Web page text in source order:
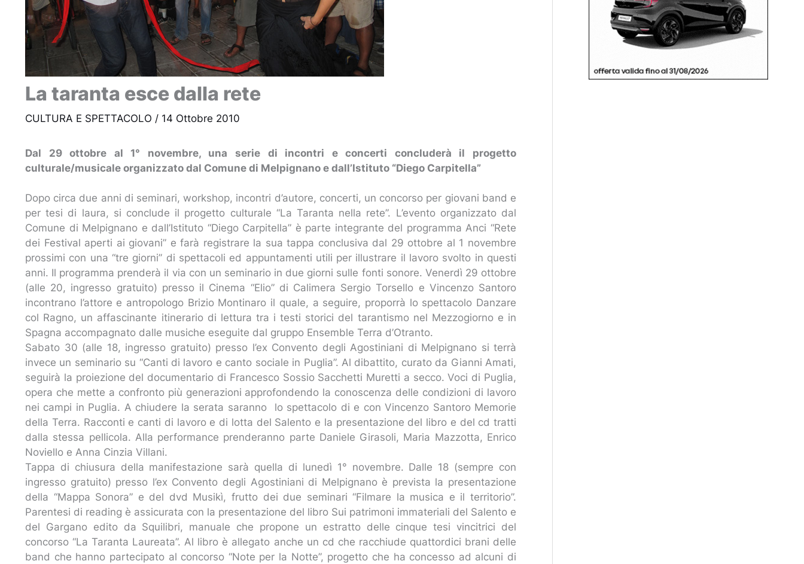
La taranta esce dalla rete
CULTURA E SPETTACOLO / 14 Ottobre 2010
Dal 29 ottobre al 1° novembre, una serie di incontri e concerti concluderà il progetto
culturale/musicale organizzato dal Comune di Melpignano e dall’Istituto “Diego Carpitella”
Dopo circa due anni di seminari, workshop, incontri d’autore, concerti, un concorso per giovani band e
per tesi di laura, si conclude il progetto culturale “La Taranta nella rete”. L’evento organizzato dal
Comune di Melpignano e dall’Istituto “Diego Carpitella” è parte integrante del programma Anci “Rete
dei Festival aperti ai giovani” e farà registrare la sua tappa conclusiva dal 29 ottobre al 1 novembre
prossimi con una “tre giorni” di spettacoli ed appuntamenti utili per illustrare il lavoro svolto in questi
anni. Il programma prenderà il via con un seminario in due giorni sulle fonti sonore. Venerdì 29 ottobre
(alle 20, ingresso gratuito) presso il Cinema “Elio” di Calimera Sergio Torsello e Vincenzo Santoro
incontrano l’attore e antropologo Brizio Montinaro il quale, a seguire, proporrà lo spettacolo Danzare
col Ragno, un affascinante itinerario di lettura tra i testi storici del tarantismo nel Mezzogiorno e in
Spagna accompagnato dalle musiche eseguite dal gruppo Ensemble Terra d’Otranto.
Sabato 30 (alle 18, ingresso gratuito) presso l’ex Convento degli Agostiniani di Melpignano si terrà
invece un seminario su “Canti di lavoro e canto sociale in Puglia”. Al dibattito, curato da Gianni Amati,
seguirà la proiezione del documentario di Francesco Sossio Sacchetti Muretti a secco. Voci di Puglia,
opera che mette a confronto più generazioni approfondendo la conoscenza delle condizioni di lavoro
nei campi in Puglia. A chiudere la serata saranno lo spettacolo di e con Vincenzo Santoro Memorie
della Terra. Racconti e canti di lavoro e di lotta del Salento e la presentazione del libro e del cd tratti
dalla stessa pellicola. Alla performance prenderanno parte Daniele Girasoli, Maria Mazzotta, Enrico
Noviello e Anna Cinzia Villani.
Tappa di chiusura della manifestazione sarà quella di lunedì 1° novembre. Dalle 18 (sempre con
ingresso gratuito) presso l’ex Convento degli Agostiniani di Melpignano è prevista la presentazione
della “Mappa Sonora” e del dvd Musikì, frutto dei due seminari “Filmare la musica e il territorio”.
Parentesi di reading è assicurata con la presentazione del libro Sui patrimoni immateriali del Salento e
del Gargano edito da Squilibri, manuale che propone un estratto delle cinque tesi vincitrici del
concorso “La Taranta Laureata”. Al libro è allegato anche un cd che racchiude quattordici brani delle
band che hanno partecipato al concorso “Note per la Notte”, progetto che ha concesso ad alcuni di